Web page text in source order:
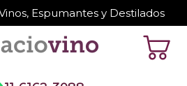
Espumantes y Destilados